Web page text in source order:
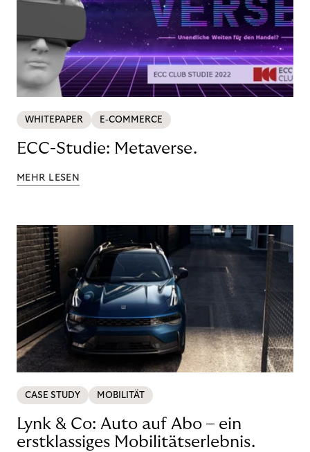
WHITEPAPER E-COMMERCE
ECC-Studie: Metaverse.
MEHR LESEN
CASE STUDY MOBILITÄT
Lynk & Co: Auto auf Abo – ein
erstklassiges Mobilitätserlebnis.